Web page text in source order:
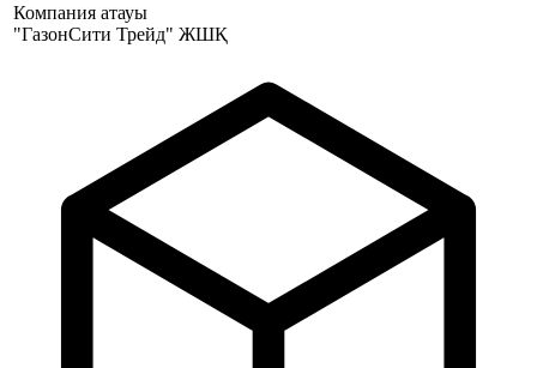
Компания атауы
"ГазонСити Трейд" ЖШҚ